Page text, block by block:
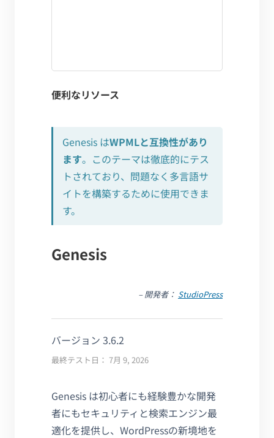
便利なリソース
Genesis はWPMLと互換性があり
ます。このテーマは徹底的にテス
トされており、問題なく多言語サ
イトを構築するために使用できま
す。
Genesis
– 開発者： StudioPress
バージョン 3.6.2
最終テスト日： 7月 9, 2026
Genesis は初心者にも経験豊かな開発
者にもセキュリティと検索エンジン最
適化を提供し、WordPressの新境地を